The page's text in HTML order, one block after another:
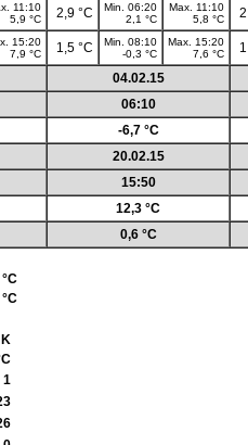
11:10
5,9 °C
2,9 °C
Min. 06:20
2,1 °C
Max. 11:10
5,8 °C
15:20
7,9 °C
1,5 °C
Min. 08:10
-0,3 °C
Max. 15:20
7,6 °C
04.02.15
06:10
-6,7 °C
20.02.15
15:50
12,3 °C
0,6 °C
1